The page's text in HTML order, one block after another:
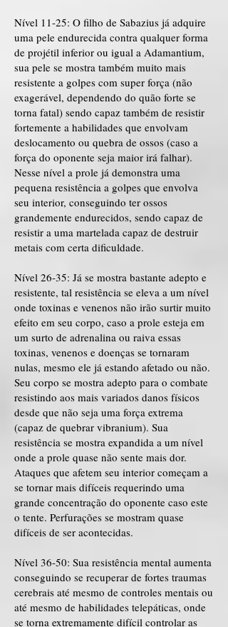
Nível 11-25: O filho de Sabazius já adquire
uma pele endurecida contra qualquer forma
de projétil inferior ou igual a Adamantium,
sua pele se mostra também muito mais
resistente a golpes com super força (não
exagerável, dependendo do quão forte se
torna fatal) sendo capaz também de resistir
fortemente a habilidades que envolvam
deslocamento ou quebra de ossos (caso a
força do oponente seja maior irá falhar).
Nesse nível a prole já demonstra uma
pequena resistência a golpes que envolva
seu interior, conseguindo ter ossos
grandemente endurecidos, sendo capaz de
resistir a uma martelada capaz de destruir
metais com certa dificuldade.
Nível 26-35: Já se mostra bastante adepto e
resistente, tal resistência se eleva a um nível
onde toxinas e venenos não irão surtir muito
efeito em seu corpo, caso a prole esteja em
um surto de adrenalina ou raiva essas
toxinas, venenos e doenças se tornaram
nulas, mesmo ele já estando afetado ou não.
Seu corpo se mostra adepto para o combate
resistindo aos mais variados danos físicos
desde que não seja uma força extrema
(capaz de quebrar vibranium). Sua
resistência se mostra expandida a um nível
onde a prole quase não sente mais dor.
Ataques que afetem seu interior começam a
se tornar mais difíceis requerindo uma
grande concentração do oponente caso este
o tente. Perfurações se mostram quase
difíceis de ser acontecidas.
Nível 36-50: Sua resistência mental aumenta
conseguindo se recuperar de fortes traumas
cerebrais até mesmo de controles mentais ou
até mesmo de habilidades telepáticas, onde
se torna extremamente difícil controlar as